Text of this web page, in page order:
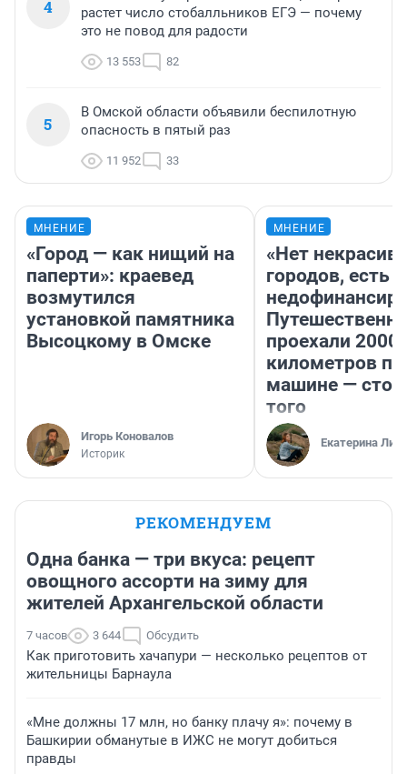
4
растет число стобалльников ЕГЭ — почему
это не повод для радости
13 553 82
5
В Омской области объявили беспилотную
опасность в пятый раз
11 952 33
МНЕНИЕ
«Город — как нищий на
паперти»: краевед
возмутился
установкой памятника
Высоцкому в Омске
Игорь Коновалов
Историк
МНЕНИЕ
«Нет
городов, есть
проехали 2000
километров по
машине —
того
Екатерина
РЕКОМЕНДУЕМ
Одна банка — три вкуса: рецепт
овощного ассорти на зиму для
жителей Архангельской области
7 часов 3 644 Обсудить
Как приготовить хачапури — несколько рецептов от
жительницы Барнаула
«Мне должны 17 млн, но банку плачу я»: почему в
Башкирии обманутые в ИЖС не могут добиться
правды